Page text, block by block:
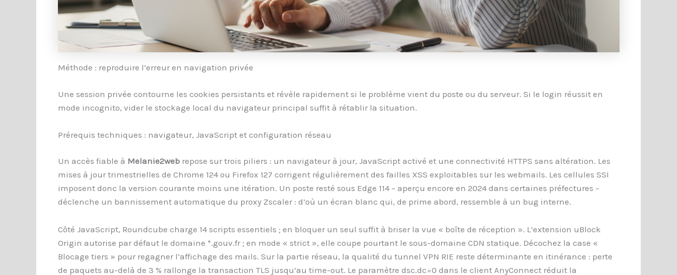
Méthode : reproduire l’erreur en navigation privée
Une session privée contourne les cookies persistants et révèle rapidement si le problème vient du poste ou du serveur. Si le login réussit en
mode incognito, vider le stockage local du navigateur principal suffit à rétablir la situation.
Prérequis techniques : navigateur, JavaScript et configuration réseau
Un accès fiable à Melanie2webrepose sur trois piliers : un navigateur à jour, JavaScript activé et une connectivité HTTPS sans altération. Les
mises à jour trimestrielles de Chrome 124 ou Firefox 127 corrigent régulièrement des failles XSS exploitables sur les webmails. Les cellules SSI
imposent donc la version courante moins une itération. Un poste resté sous Edge 114 – aperçu encore en 2024 dans certaines préfectures –
déclenche un bannissement automatique du proxy Zscaler : d’où un écran blanc qui, de prime abord, ressemble à un bug interne.
Côté JavaScript, Roundcube charge 14 scripts essentiels ; en bloquer un seul suffit à briser la vue « boîte de réception ». L’extension uBlock
Origin autorise par défaut le domaine *.gouv.fr ; en mode « strict », elle coupe pourtant le sous-domaine CDN statique. Décochez la case «
Blocage tiers » pour regagner l’affichage des mails. Sur la partie réseau, la qualité du tunnel VPN RIE reste déterminante en itinérance : perte
de paquets au-delà de 3 % rallonge la transaction TLS jusqu’au time-out. Le paramètre dsc.dc=0 dans le client AnyConnect réduit la